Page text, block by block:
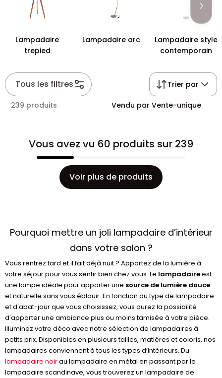
décoration.
Lampadaire
trepied
Lampadaire arc
Lampadaire style
contemporain
Tous les filtres Trier par
239 produits Vendu par Vente-unique
Vous avez vu 60 produits sur 239
Voir plus de produits
Pourquoi mettre un joli lampadaire d’intérieur
dans votre salon ?
Vous rentrez tard et il fait déjà nuit ? Apportez de la lumière à
votre séjour pour vous sentir bien chez vous. Le lampadaireest
une lampe idéale pour apporter une source de lumière douce
et naturelle sans vous éblouir. En fonction du type de lampadaire
et d'abat-jour que vous choisissez, vous aurez la possibilité
d'apporter une ambiance plus ou moins tamisée à votre pièce.
Illuminez votre déco avec notre sélection de lampadaires à
petits prix. Disponibles en plusieurs tailles, matières et coloris, nos
lampadaires conviennent à tous les types d’intérieurs. Du
lampadaire noirau lampadaire en métal en passant par le
lampadaire scandinave, vous trouverez un lampadaire de